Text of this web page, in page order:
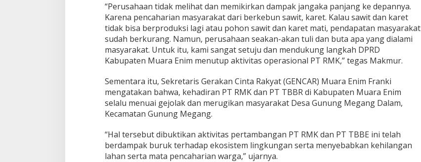
t
“Perusahaan tidak melihat dan memikirkan dampak jangaka panjang ke depannya.
Karena pencaharian masyarakat dari berkebun sawit, karet. Kalau sawit dan karet
tidak bisa berproduksi lagi atau pohon sawit dan karet mati, pendapatan masyarakat
sudah berkurang. Namun, perusahaan seakan-akan tuli dan buta apa yang dialami
masyarakat. Untuk itu, kami sangat setuju dan mendukung langkah DPRD
Kabupaten Muara Enim menutup aktivitas operasional PT RMK,” tegas Makmur.
Sementara itu, Sekretaris Gerakan Cinta Rakyat (GENCAR) Muara Enim Franki
mengatakan bahwa, kehadiran PT RMK dan PT TBBR di Kabupaten Muara Enim
selalu menuai gejolak dan merugikan masyarakat Desa Gunung Megang Dalam,
Kecamatan Gunung Megang.
“Hal tersebut dibuktikan aktivitas pertambangan PT RMK dan PT TBBE ini telah
berdampak buruk terhadap ekosistem lingkungan serta menyebabkan kehilangan
lahan serta mata pencaharian warga,” ujarnya.